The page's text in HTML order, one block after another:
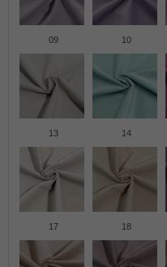
09 10
13 14
17 18